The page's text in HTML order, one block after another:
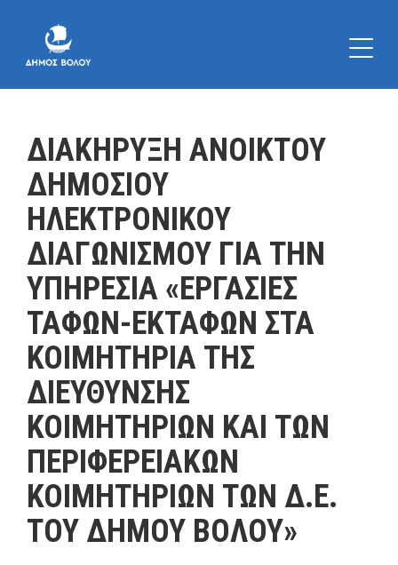
ΔΙΑΚΗΡΥΞΗ ΑΝΟΙΚΤΟΥ
ΔΗΜΟΣΙΟΥ
ΗΛΕΚΤΡΟΝΙΚΟΥ
ΔΙΑΓΩΝΙΣΜΟΥ ΓΙΑ ΤΗΝ
ΥΠΗΡΕΣΙΑ «ΕΡΓΑΣΙΕΣ
ΤΑΦΩΝ-ΕΚΤΑΦΩΝ ΣΤΑ
ΚΟΙΜΗΤΗΡΙΑ ΤΗΣ
ΔΙΕΥΘΥΝΣΗΣ
ΚΟΙΜΗΤΗΡΙΩΝ ΚΑΙ ΤΩΝ
ΠΕΡΙΦΕΡΕΙΑΚΩΝ
ΚΟΙΜΗΤΗΡΙΩΝ ΤΩΝ Δ.Ε.
ΤΟΥ ΔΗΜΟΥ ΒΟΛΟΥ»